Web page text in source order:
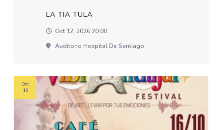
LA TIA TULA
Oct 12, 2026 20:00
Auditorio Hospital De Santiago
Oct
16